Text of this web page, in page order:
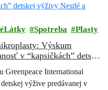
Spotreba Plasty
Výskum
v “kapsičkách” detskej
Greenpeace International
výžive predávanej v